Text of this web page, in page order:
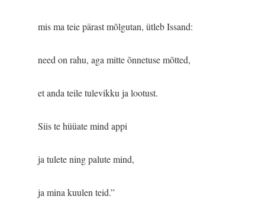
mis ma teie pärast mõlgutan, ütleb Issand:
need on rahu, aga mitte õnnetuse mõtted,
et anda teile tulevikku ja lootust.
Siis te hüüate mind appi
ja tulete ning palute mind,
ja mina kuulen teid.”